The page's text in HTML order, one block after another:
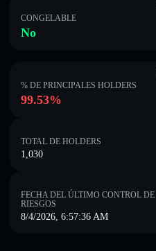
CONGELABLE
No
% DE PRINCIPALES HOLDERS
99.53%
TOTAL DE HOLDERS
1,030
FECHA DEL ÚLTIMO CONTROL DE
RIESGOS
8/4/2026, 6:57:36 AM